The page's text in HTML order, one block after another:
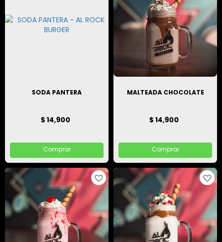
SODA PANTERA
$ 14,900
Comprar
MALTEADA CHOCOLATE
$ 14,900
Comprar